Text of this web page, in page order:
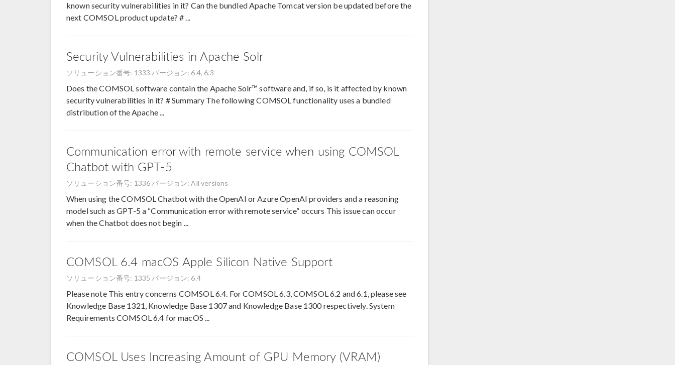
known security vulnerabilities in it? Can the bundled Apache Tomcat version be updated before the
next COMSOL product update? # ...
Security Vulnerabilities in Apache Solr
ソリューション番号: 1333 バージョン: 6.4, 6.3
Does the COMSOL software contain the Apache Solr™ software and, if so, is it affected by known
security vulnerabilities in it? # Summary The following COMSOL functionality uses a bundled
distribution of the Apache ...
Communication error with remote service when using COMSOL
Chatbot with GPT-5
ソリューション番号: 1336 バージョン: All versions
When using the COMSOL Chatbot with the OpenAI or Azure OpenAI providers and a reasoning
model such as GPT-5 a “Communication error with remote service” occurs This issue can occur
when the Chatbot does not begin ...
COMSOL 6.4 macOS Apple Silicon Native Support
ソリューション番号: 1335 バージョン: 6.4
Please note This entry concerns COMSOL 6.4. For COMSOL 6.3, COMSOL 6.2 and 6.1, please see
Knowledge Base 1321, Knowledge Base 1307 and Knowledge Base 1300 respectively. System
Requirements COMSOL 6.4 for macOS ...
COMSOL Uses Increasing Amount of GPU Memory (VRAM)